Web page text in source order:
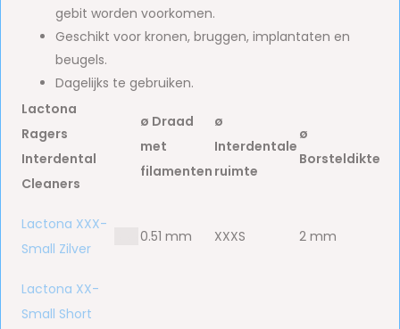
gebit worden voorkomen.
Geschikt voor kronen, bruggen, implantaten en
beugels.
Dagelijks te gebruiken.
Lactona
Ragers
Interdental
Cleaners
ø Draad
met
filamenten
ø
Interdentale
ruimte
ø
Borsteldikte
Lactona XXX-
Small Zilver
0.51 mm XXXS 2 mm
Lactona XX-
Small Short